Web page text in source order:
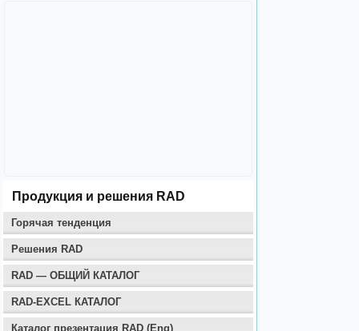
Продукция и решения RAD
Горячая тенденция
Решения RAD
RAD — ОБЩИЙ КАТАЛОГ
RAD-EXCEL КАТАЛОГ
Каталог презентация RAD (Eng)